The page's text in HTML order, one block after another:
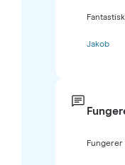
Jakob
Fungerer